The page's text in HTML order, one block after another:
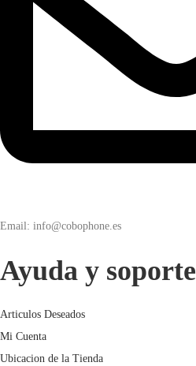
Email: info@cobophone.es
Ayuda y soporte
Articulos Deseados
Mi Cuenta
Ubicacion de la Tienda